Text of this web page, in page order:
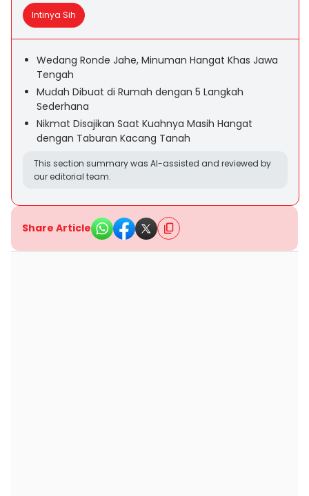
Intinya Sih
Wedang Ronde Jahe, Minuman Hangat Khas Jawa
Tengah
Mudah Dibuat di Rumah dengan 5 Langkah
Sederhana
Nikmat Disajikan Saat Kuahnya Masih Hangat
dengan Taburan Kacang Tanah
This section summary was AI-assisted and reviewed by
our editorial team.
Share Article